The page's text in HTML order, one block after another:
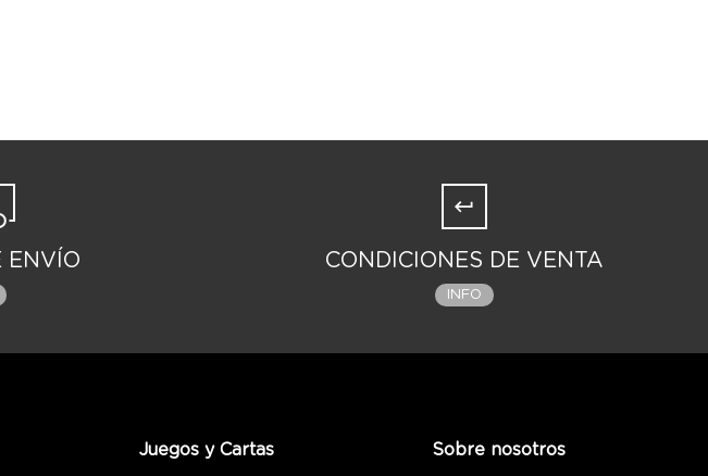
ENVÍO CONDICIONES DE VENTA
INFO
Juegos y Cartas Sobre nosotros